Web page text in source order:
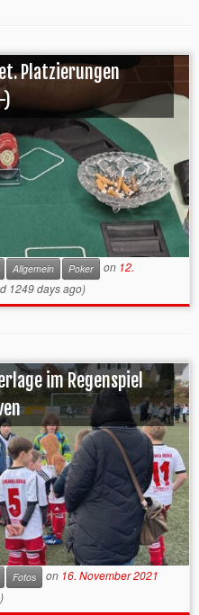
Platzierungen
)
Allgemein Poker on 12.
1249 days ago)
im Regenspiel
Fotos on 16. November 2021